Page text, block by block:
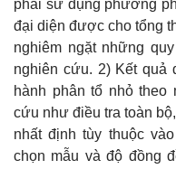
phải sử dụng phương
đại diện được cho tổng
nghiêm ngặt những
nghiên cứu. 2) Kết quả
hành phân tổ nhỏ theo
cứu như điều tra toàn
nhất định tùy thuộc
chọn mẫu và độ đồng